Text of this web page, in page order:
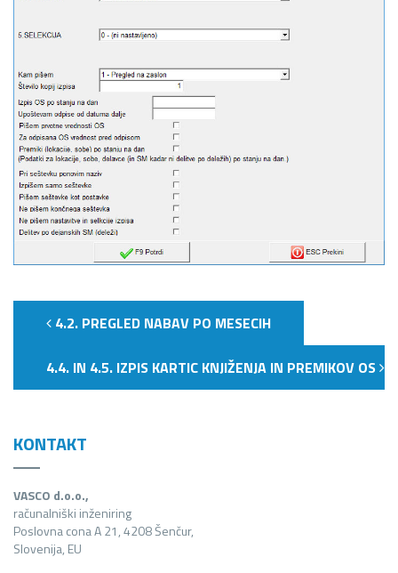
4.2. PREGLED NABAV PO MESECIH
4.4. IN 4.5. IZPIS KARTIC KNJIŽENJA IN PREMIKOV OS
KONTAKT
VASCO d.o.o.,
računalniški inženiring
Poslovna cona A 21, 4208 Šenčur,
Slovenija, EU